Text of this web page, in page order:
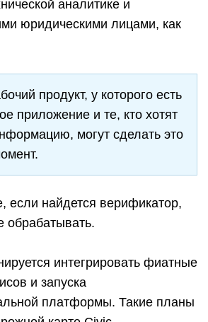
аналитике и
юридическими лицами, как
продукт, у которого есть
приложение и те, кто хотят
могут сделать это
если найдется верификатор,
обрабатывать.
интегрировать фиатные
и запуска
платформы. Такие планы